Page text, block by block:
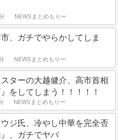
NEWSまとめもりー
市、ガチでやらかしてしま
NEWSまとめもりー
スターの大越健介、高市首相
をしてしまう！！！！！
NEWSまとめもりー
ウジ氏、冷やし中華を完全否
、ガチでヤバ